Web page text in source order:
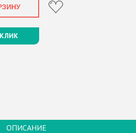
ОПИСАНИЕ